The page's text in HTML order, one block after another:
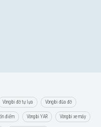
Vòng bi đỡ tự lựa Vòng bi đũa đỡ
điểm Vòng bi YAR Vòng bi xe máy